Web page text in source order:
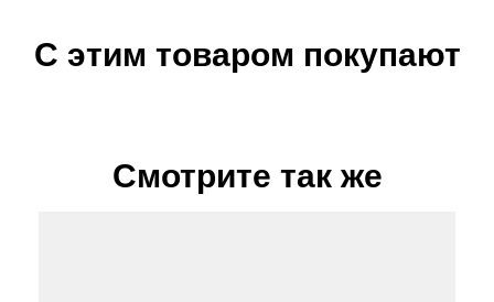
С этим товаром покупают
Смотрите так же